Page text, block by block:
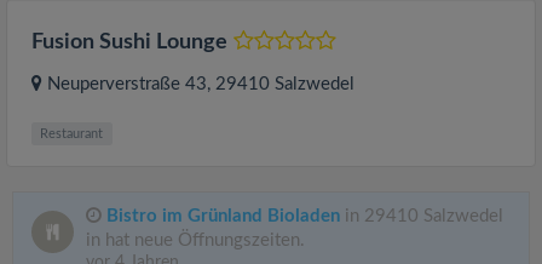
Fusion Sushi Lounge
Neuperverstraße 43, 29410 Salzwedel
Restaurant
Bistro im Grünland Bioladen in 29410 Salzwedel
in hat neue Öffnungszeiten.